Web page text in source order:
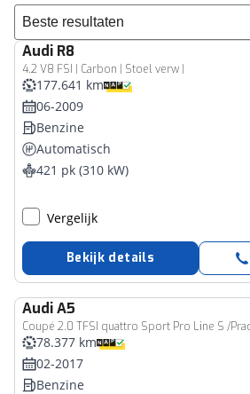
Sorteer resultaten
Audi R8
4.2 V8 FSI | Carbon | Stoel verw |
177.641 km
06-2009
Benzine
Automatisch
421 pk (310 kW)
Vergelijk
Bekijk details
AudiA5
78.377 km
02-2017
Benzine